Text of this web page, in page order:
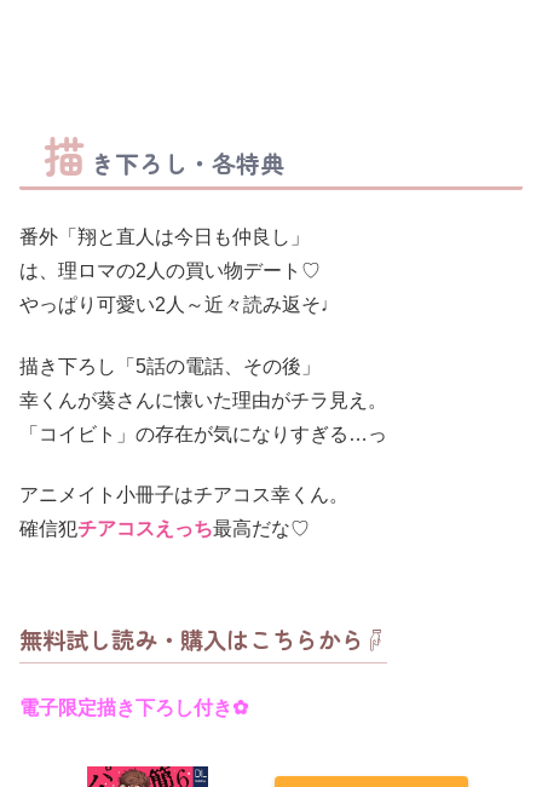
描 き下ろし・各特典
番外「翔と直人は今日も仲良し」
は、理ロマの2人の買い物デート♡
やっぱり可愛い2人～近々読み返そ♩
描き下ろし「5話の電話、その後」
幸くんが葵さんに懐いた理由がチラ見え。
「コイビト」の存在が気になりすぎる…っ
アニメイト小冊子はチアコス幸くん。
確信犯チアコスえっち最高だな♡
無料試し読み・購入はこちらから☟
電子限定描き下ろし付き✿